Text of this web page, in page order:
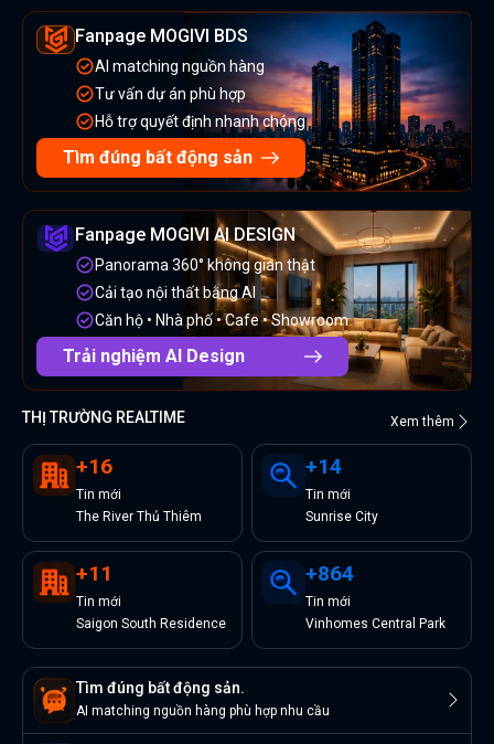
Fanpage MOGIVI BDS
AI matching nguồn hàng
Tư vấn dự án phù hợp
Hỗ trợ quyết định nhanh chóng
Tìm đúng bất động sản
Fanpage MOGIVI AI DESIGN
Panorama 360° không gian thật
Cải tạo nội thất bằng AI
Căn hộ • Nhà phố • Cafe • Showroom
Trải nghiệm AI Design
THỊ TRƯỜNG REALTIME Xem thêm
+16
Tin mới
The River Thủ Thiêm
+14
Tin mới
Sunrise City
+11
Tin mới
Saigon South Residence
+864
Tin mới
Vinhomes Central Park
Tìm đúng bất động sản.
AI matching nguồn hàng phù hợp nhu cầu